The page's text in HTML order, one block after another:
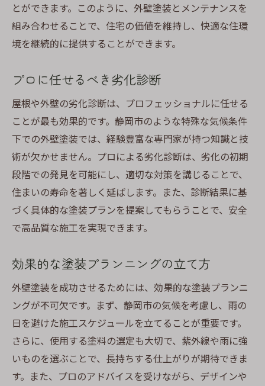
とができます。このように、外壁塗装とメンテナンスを
組み合わせることで、住宅の価値を維持し、快適な住環
境を継続的に提供することができます。
プロに任せるべき劣化診断
屋根や外壁の劣化診断は、プロフェッショナルに任せる
ことが最も効果的です。静岡市のような特殊な気候条件
下での外壁塗装では、経験豊富な専門家が持つ知識と技
術が欠かせません。プロによる劣化診断は、劣化の初期
段階での発見を可能にし、適切な対策を講じることで、
住まいの寿命を著しく延ばします。また、診断結果に基
づく具体的な塗装プランを提案してもらうことで、安全
で高品質な施工を実現できます。
効果的な塗装プランニングの立て方
外壁塗装を成功させるためには、効果的な塗装プランニ
ングが不可欠です。まず、静岡市の気候を考慮し、雨の
日を避けた施工スケジュールを立てることが重要です。
さらに、使用する塗料の選定も大切で、紫外線や雨に強
いものを選ぶことで、長持ちする仕上がりが期待できま
す。また、プロのアドバイスを受けながら、デザインや